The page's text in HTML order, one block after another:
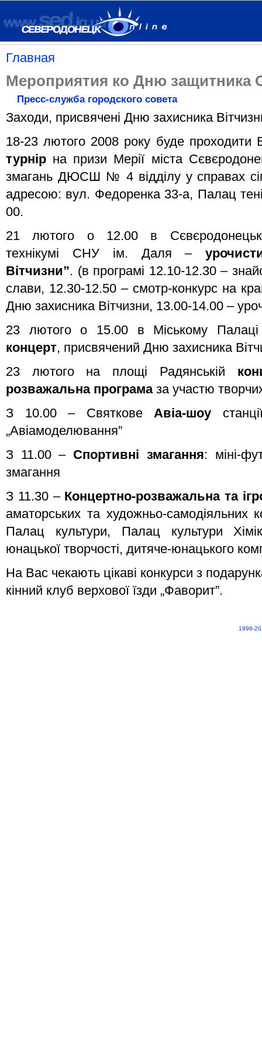
Главная
Мероприятия ко Дню защитника
Пресс-служба городского совета
Заходи, присвячені Дню захисника
18-23 лютого 2008 року буде проходити
турнір на призи Мерії міста
змагань ДЮСШ № 4 відділу у справах
адресою: вул. Федоренка 33-а, Палац
00.
21 лютого о 12.00 в
технікумі СНУ ім. Даля –
Вітчизни”. (в програмі 12.10-12.30 –
слави, 12.30-12.50 – смотр-конкурс на
Дню захисника Вітчизни, 13.00-14.00 –
23 лютого о 15.00 в Міському
концерт, присвячений Дню захисника
23 лютого на площі Радянській
розважальна програмаза участю
З 10.00 – Святкове Авіа-шоу
„Авіамоделювання”
З 11.00 – Спортивні змагання: міні-
змагання
З 11.30 – Концертно-розважальна та
аматорських та художньо-самодіяльних
Палац культури, Палац культури
юнацької творчості, дитяче-юнацького
На Вас чекають цікаві конкурси з
кінний клуб верхової їзди „Фаворит”.
1998-